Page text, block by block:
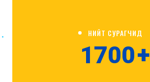
НИЙТ СУРАГЧИД
1700+